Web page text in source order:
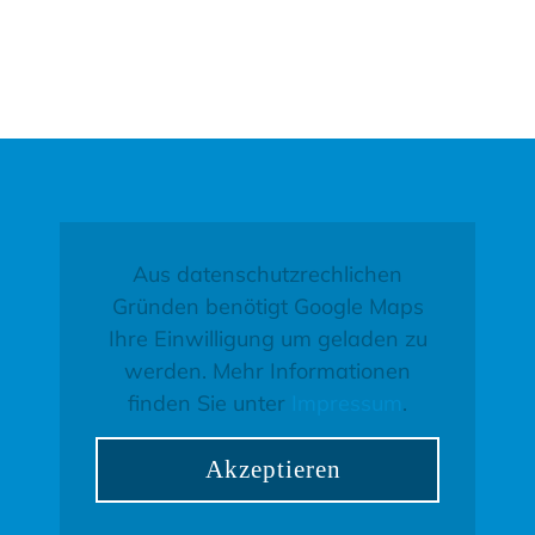
Aus datenschutzrechlichen
Gründen benötigt Google Maps
Ihre Einwilligung um geladen zu
werden. Mehr Informationen
finden Sie unter
.
Akzeptieren